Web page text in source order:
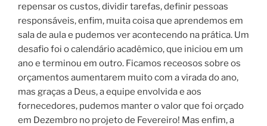
repensar os custos, dividir tarefas, definir pessoas
responsáveis, enfim, muita coisa que aprendemos em
sala de aula e pudemos ver acontecendo na prática. Um
desafio foi o calendário acadêmico, que iniciou em um
ano e terminou em outro. Ficamos receosos sobre os
orçamentos aumentarem muito com a virada do ano,
mas graças a Deus, a equipe envolvida e aos
fornecedores, pudemos manter o valor que foi orçado
em Dezembro no projeto de Fevereiro! Mas enfim, a